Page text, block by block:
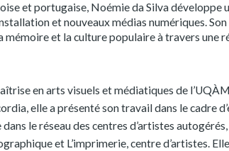
et portugaise, Noémie da Silva développe
et nouveaux médias numériques.
mémoire et la culture populaire à travers une
en arts visuels et médiatiques de
elle a présenté son travail dans le cadre
le réseau des centres d’artistes
et L’imprimerie, centre d’artistes.